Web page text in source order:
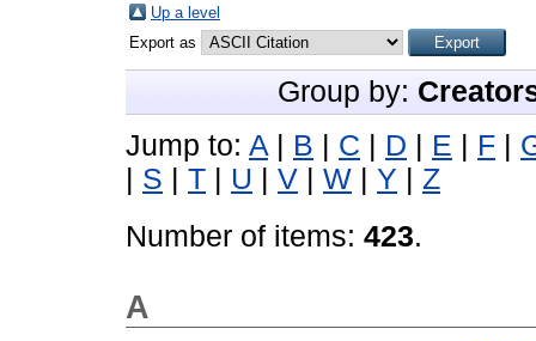
Up a level
Export as
Group by:
Jump to: A | B | C | D | E | F |
| S | T | U | V | W | Y | Z
Number of items: 423.
A